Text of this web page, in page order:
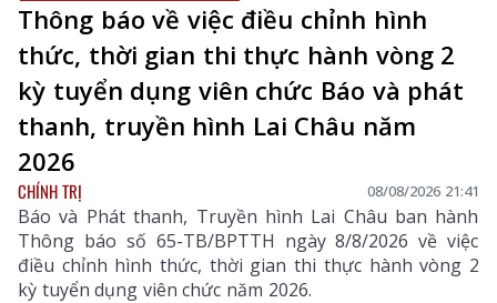
Thông báo về việc điều chỉnh hình
thức, thời gian thi thực hành vòng 2
kỳ tuyển dụng viên chức Báo và phát
thanh, truyền hình Lai Châu năm
2026
CHÍNH TRỊ 08/08/2026 21:41
Báo và Phát thanh, Truyền hình Lai Châu ban hành
Thông báo số 65-TB/BPTTH ngày 8/8/2026 về việc
điều chỉnh hình thức, thời gian thi thực hành vòng 2
kỳ tuyển dụng viên chức năm 2026.